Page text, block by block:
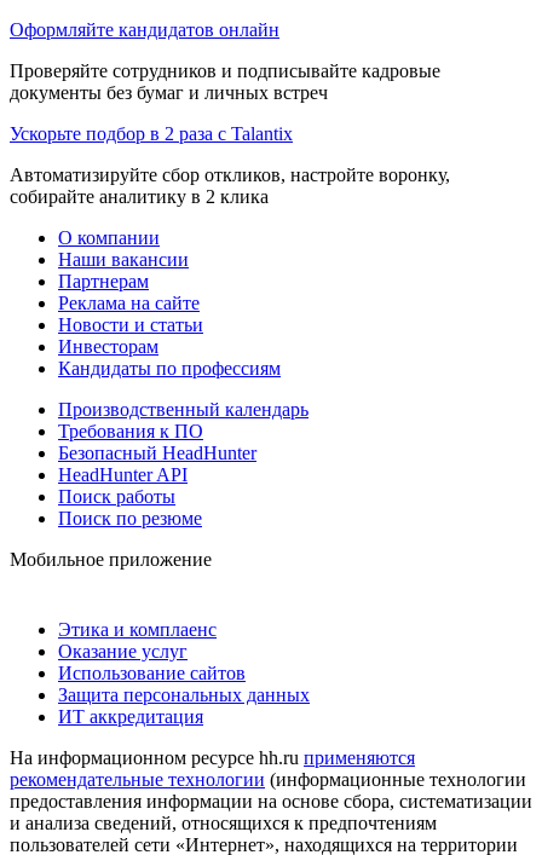
Оформляйте кандидатов онлайн
Проверяйте сотрудников и подписывайте кадровые
документы без бумаг и личных встреч
Ускорьте подбор в 2 раза с Talantix
Автоматизируйте сбор откликов, настройте воронку,
собирайте аналитику в 2 клика
О компании
Наши вакансии
Партнерам
Реклама на сайте
Новости и статьи
Инвесторам
Кандидаты по профессиям
Производственный календарь
Требования к ПО
Безопасный HeadHunter
HeadHunter API
Поиск работы
Поиск по резюме
Мобильное приложение
Этика и комплаенс
Оказание услуг
Использование сайтов
Защита персональных данных
ИТ аккредитация
На информационном ресурсе hh.ru применяются
рекомендательные технологии (информационные технологии
предоставления информации на основе сбора, систематизации
и анализа сведений, относящихся к предпочтениям
пользователей сети «Интернет», находящихся на территории